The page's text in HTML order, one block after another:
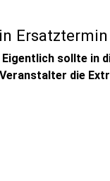
sollte in
die